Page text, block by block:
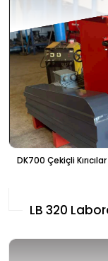
DK700 Çekiçli Kırıcılar
LB 320